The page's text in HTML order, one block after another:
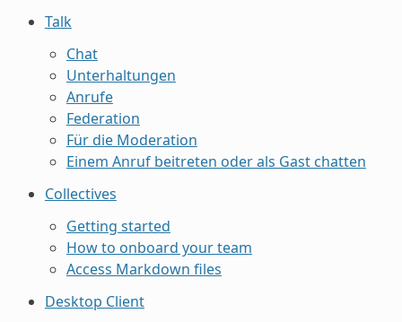
Talk
Chat
Unterhaltungen
Anrufe
Federation
Für die Moderation
Einem Anruf beitreten oder als Gast chatten
Collectives
Getting started
How to onboard your team
Access Markdown files
Desktop Client